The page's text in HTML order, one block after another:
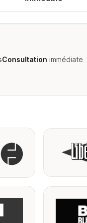
Consultation immédiate